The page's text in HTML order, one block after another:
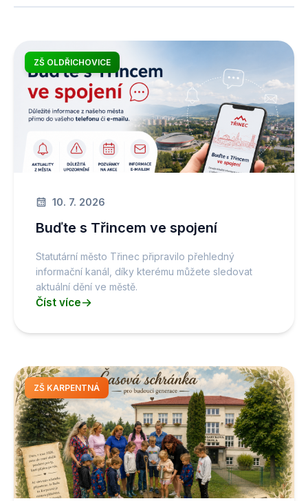
ZŠ OLDŘICHOVICE
10. 7. 2026
Buďte s Třincem ve spojení
Statutární město Třinec připravilo přehledný
informační kanál, díky kterému můžete sledovat
aktuální dění ve městě.
Číst více
ZŠ KARPENTNÁ